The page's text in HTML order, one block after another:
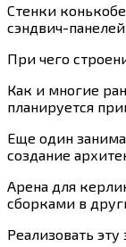
Стенки
сэндвич-
При чего
Как и многие
планируется
Еще один
создание
Арена для
сборками в
Реализовать